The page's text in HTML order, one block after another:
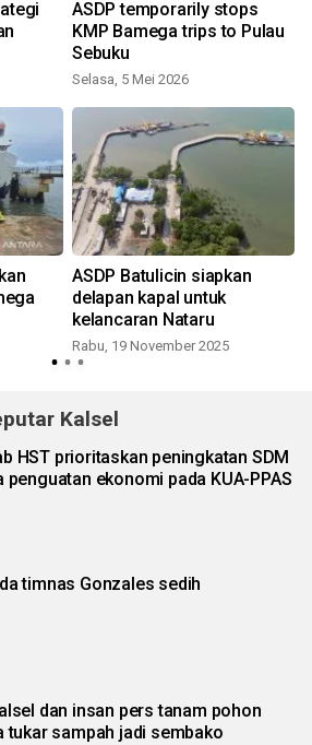
ASDP temporarily stops
KMP Bamega trips to Pulau
Sebuku
Selasa, 5 Mei 2026
ASDP Batulicin siapkan
delapan kapal untuk
kelancaran Nataru
Rabu, 19 November 2025
Kalsel
HST prioritaskan peningkatan SDM
penguatan ekonomi pada KUA-PPAS
timnas Gonzales sedih
dan insan pers tanam pohon
tukar sampah jadi sembako